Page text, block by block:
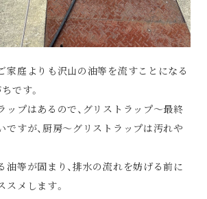
家庭よりも沢山の油等を流すことになる
です。
ップはあるので、グリストラップ～最終
ですが、厨房～グリストラップは汚れや
油等が固まり、排水の流れを妨げる前に
メします。